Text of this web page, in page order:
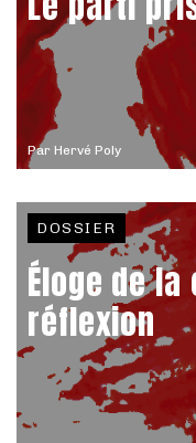
Par Hervé Poly
DOSSIER
Éloge de
réflexion